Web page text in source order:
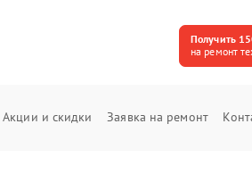
Получить
на ремонт
Акции и скидки Заявка на ремонт